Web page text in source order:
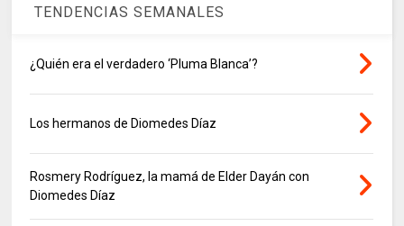
TENDENCIAS SEMANALES
¿Quién era el verdadero ‘Pluma Blanca’?
Los hermanos de Diomedes Díaz
Rosmery Rodríguez, la mamá de Elder Dayán con
Diomedes Díaz